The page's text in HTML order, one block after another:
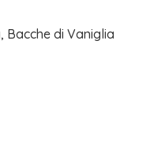
Bacche di Vaniglia